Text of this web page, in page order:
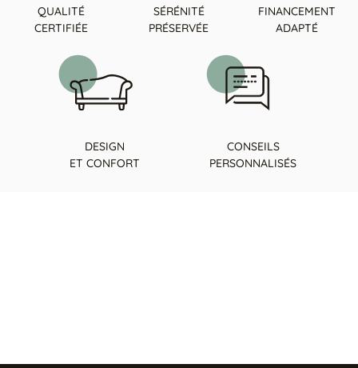
QUALITÉ
CERTIFIÉE
SÉRÉNITÉ
PRÉSERVÉE
FINANCEMENT
ADAPTÉ
DESIGN
ET CONFORT
CONSEILS
PERSONNALISÉS